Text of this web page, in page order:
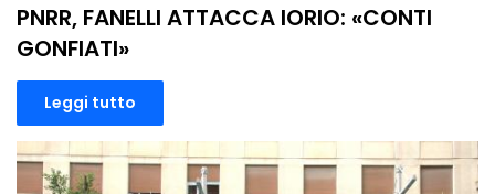
PNRR, FANELLI ATTACCA IORIO: «CONTI
GONFIATI»
Leggi tutto